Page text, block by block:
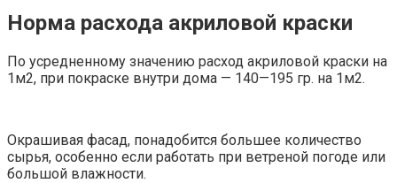
Норма расхода акриловой краски
По усредненному значению расход акриловой краски на
1м2, при покраске внутри дома — 140—195 гр. на 1м2.
Окрашивая фасад, понадобится большее количество
сырья, особенно если работать при ветреной погоде или
большой влажности.